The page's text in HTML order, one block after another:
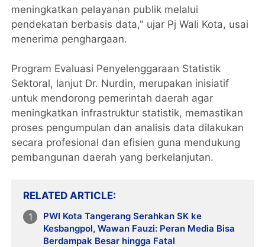
meningkatkan pelayanan publik melalui
pendekatan berbasis data," ujar Pj Wali Kota, usai
menerima penghargaan.
Program Evaluasi Penyelenggaraan Statistik
Sektoral, lanjut Dr. Nurdin, merupakan inisiatif
untuk mendorong pemerintah daerah agar
meningkatkan infrastruktur statistik, memastikan
proses pengumpulan dan analisis data dilakukan
secara profesional dan efisien guna mendukung
pembangunan daerah yang berkelanjutan.
RELATED ARTICLE
PWI Kota Tangerang Serahkan SK ke
Kesbangpol, Wawan Fauzi: Peran Media Bisa
Berdampak Besar hingga Fatal